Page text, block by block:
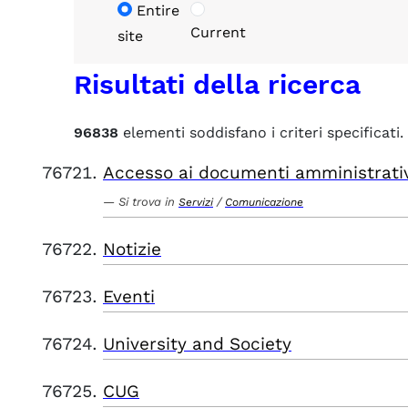
Entire
site
Current
Risultati della ricerca
96838 elementi soddisfano i criteri specificati.
Accesso ai documenti
Si trova in Servizi / Comunicazione
Notizie
Eventi
University and Society
CUG